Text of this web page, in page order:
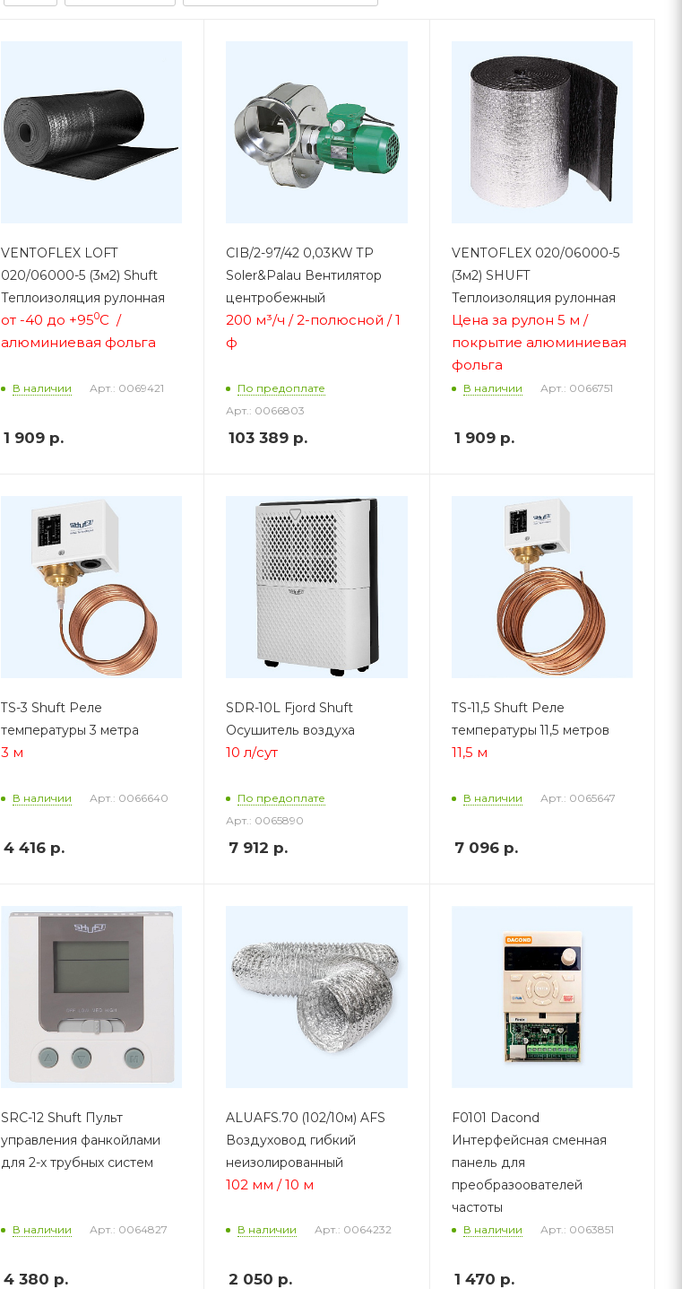
VENTOFLEX LOFT
020/06000-5 (3м2) Shuft
Теплоизоляция рулонная
от -40 до +950С /
алюминиевая фольга
В наличии Арт.: 0069421
1 909р.
CIB/2-97/42 0,03KW TP
Soler&Palau Вентилятор
центробежный
200 м³/ч / 2-полюсной / 1
ф
По предоплате
Арт.: 0066803
103 389 р.
VENTOFLEX 020/06000-5
(3м2) SHUFT
Теплоизоляция рулонная
Цена за рулон 5 м /
покрытие алюминиевая
фольга
В наличии Арт.: 0066751
1 909р.
TS-3 Shuft Реле
температуры 3 метра
3 м
В наличии Арт.: 0066640
4 416р.
SDR-10L Fjord Shuft
Осушитель воздуха
10 л/сут
По предоплате
Арт.: 0065890
7 912 р.
TS-11,5 Shuft Реле
температуры 11,5 метров
11,5 м
В наличии Арт.: 0065647
7 096р.
SRC-12 Shuft Пульт
управления фанкойлами
для 2-х трубных систем
В наличии Арт.: 0064827
4 380 р.
ALUAFS.70 (102/10м) AFS
Воздуховод гибкий
неизолированный
102 мм / 10 м
В наличии Арт.: 0064232
2 050 р.
F0101 Dacond
Интерфейсная сменная
панель для
преобразоователей
частоты
В наличии Арт.: 0063851
1 470 р.